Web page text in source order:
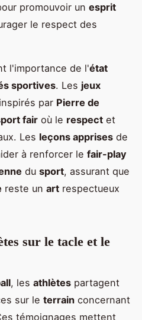
promouvoir un esprit
le respect des
l'importance de l'état
sportives. Les jeux
par Pierre de
fair où le respect et
Les leçons apprises de
à renforcer le fair-play
du sport, assurant que
reste un art respectueux
sur le tacle et le
, les athlètes partagent
sur le terrain concernant
témoignages mettent